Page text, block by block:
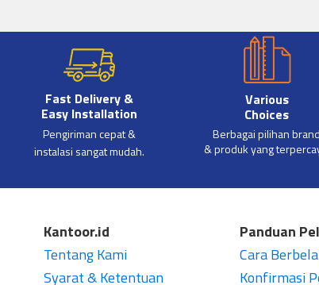
Fast Delivery &
Easy Installation
Pengiriman cepat &
instalasi sangat mudah.
Various
Choices
Berbagai pilihan brand
& produk yang
Kantoor.id
Tentang Kami
Syarat & Ketentuan
Panduan
Cara
Konfirmasi